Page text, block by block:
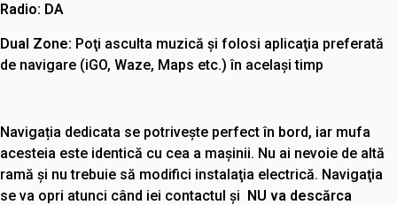
Radio: DA
Dual Zone: Poţi asculta muzică şi folosi aplicaţia preferată
de navigare (iGO, Waze, Maps etc.) în acelaşi timp
Navigația dedicata se potrivește perfect în bord, iar mufa
acesteia este identică cu cea a maşinii. Nu ai nevoie de altă
ramă şi nu trebuie să modifici instalaţia electrică. Navigaţia
se va opri atunci când iei contactul şi
NU va descărca